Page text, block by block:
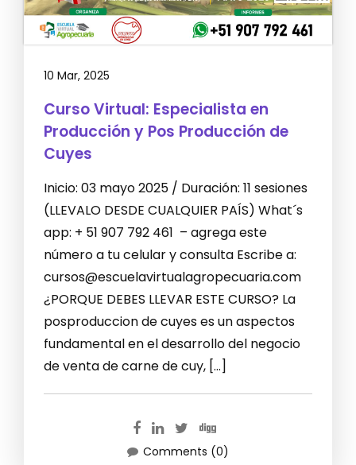
10 Mar, 2025
Curso Virtual: Especialista en
Producción y Pos Producción de
Cuyes
Inicio: 03 mayo 2025 / Duración: 11 sesiones
(LLEVALO DESDE CUALQUIER PAÍS) What´s
app: + 51 907 792 461 – agrega este
número a tu celular y consulta Escribe a:
cursos@escuelavirtualagropecuaria.com
¿PORQUE DEBES LLEVAR ESTE CURSO? La
posproduccion de cuyes es un aspectos
fundamental en el desarrollo del negocio
de venta de carne de cuy, […]
Comments (0)